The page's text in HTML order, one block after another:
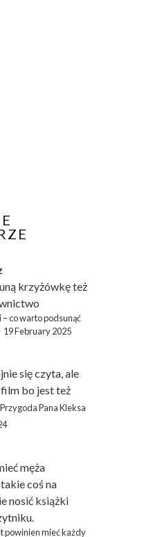
krzyżówkęteż
co warto podsunąć
19 February 2025
się czyta, ale
bo jest też
Pana Kleksa
męża
coś na
nosić książki
powinien mieć każdy